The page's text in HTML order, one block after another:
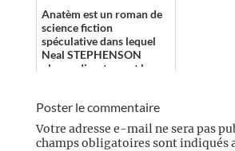
Anatèm est un roman de
science fiction
spéculative dans lequel
Neal STEPHENSON
plonge directement le
Poster le commentaire
Votre adresse e-mail ne sera pas
champs obligatoires sont indiqués